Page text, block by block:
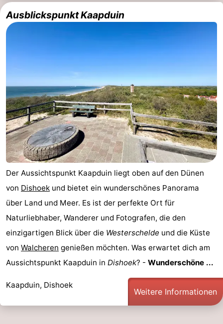
Ausblickspunkt Kaapduin
Der Aussichtspunkt Kaapduin liegt oben auf den Dünen
von Dishoek und bietet ein wunderschönes Panorama
über Land und Meer. Es ist der perfekte Ort für
Naturliebhaber, Wanderer und Fotografen, die den
einzigartigen Blick über die Westerschelde und die Küste
von Walcheren genießen möchten. Was erwartet dich am
Aussichtspunkt Kaapduin in Dishoek? - Wunderschöne ...
Kaapduin, Dishoek
Weitere Informationen